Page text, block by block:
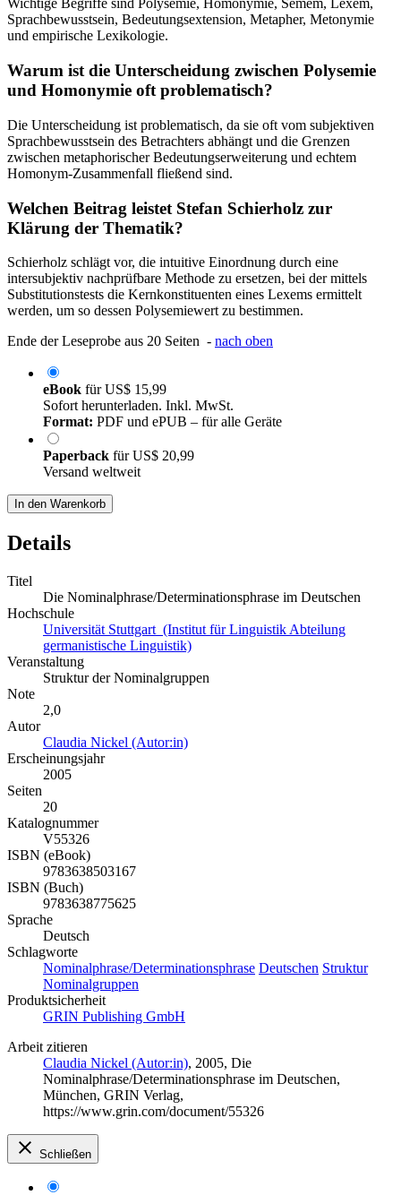
Wichtige Begriffe sind Polysemie, Homonymie, Semem, Lexem,
Sprachbewusstsein, Bedeutungsextension, Metapher, Metonymie
und empirische Lexikologie.
Warum ist die Unterscheidung zwischen Polysemie
und Homonymie oft problematisch?
Die Unterscheidung ist problematisch, da sie oft vom subjektiven
Sprachbewusstsein des Betrachters abhängt und die Grenzen
zwischen metaphorischer Bedeutungserweiterung und echtem
Homonym-Zusammenfall fließend sind.
Welchen Beitrag leistet Stefan Schierholz zur
Klärung der Thematik?
Schierholz schlägt vor, die intuitive Einordnung durch eine
intersubjektiv nachprüfbare Methode zu ersetzen, bei der mittels
Substitutionstests die Kernkonstituenten eines Lexems ermittelt
werden, um so dessen Polysemiewert zu bestimmen.
Ende der Leseprobe aus 20 Seiten - nach oben
eBook fürUS$ 15,99
Sofort herunterladen. Inkl. MwSt.
Format: PDF und ePUB – für alle Geräte
Paperback fürUS$ 20,99
Versand weltweit
In den Warenkorb
Details
Titel
Die Nominalphrase/Determinationsphrase im Deutschen
Hochschule
Universität Stuttgart (Institut für Linguistik Abteilung
germanistische Linguistik)
Veranstaltung
Struktur der Nominalgruppen
Note
2,0
Autor
Claudia Nickel (Autor:in)
Erscheinungsjahr
2005
Seiten
20
Katalognummer
V55326
ISBN (eBook)
9783638503167
ISBN (Buch)
9783638775625
Sprache
Deutsch
Schlagworte
Nominalphrase/Determinationsphrase Deutschen Struktur
Nominalgruppen
Produktsicherheit
GRIN Publishing GmbH
Arbeit zitieren
Claudia Nickel (Autor:in), 2005, Die
Nominalphrase/Determinationsphrase im Deutschen,
München, GRIN Verlag,
https://www.grin.com/document/55326
Schließen